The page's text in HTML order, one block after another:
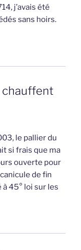
j’avais été
sans hoirs.
chauffent
le pallier du
si frais que ma
ouverte pour
de fin
45° loi sur les